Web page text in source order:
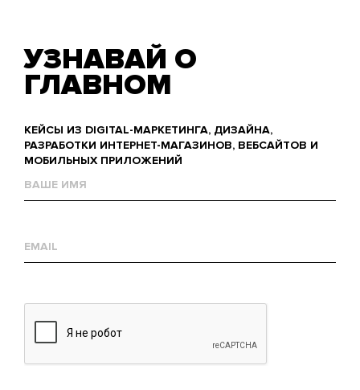
УЗНАВАЙ О
ГЛАВНОМ
КЕЙСЫ ИЗ DIGITAL-МАРКЕТИНГА, ДИЗАЙНА,
РАЗРАБОТКИ ИНТЕРНЕТ-МАГАЗИНОВ, ВЕБСАЙТОВ И
МОБИЛЬНЫХ ПРИЛОЖЕНИЙ
mail